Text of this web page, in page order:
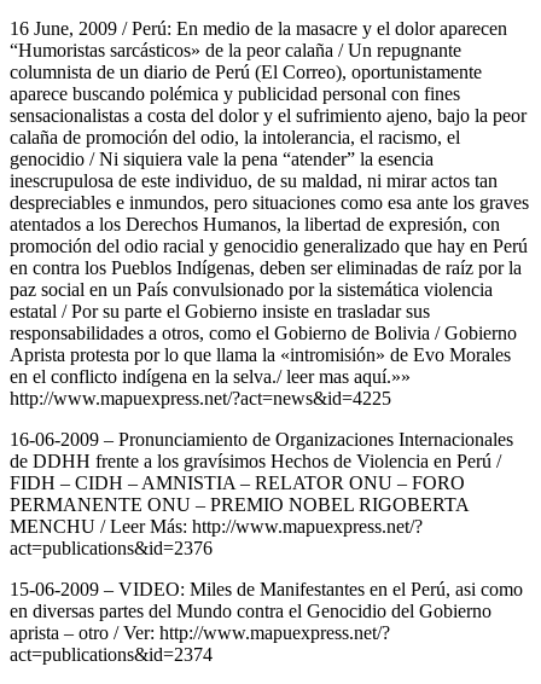
16 June, 2009 / Perú: En medio de la masacre y el dolor aparecen
“Humoristas sarcásticos» de la peor calaña / Un repugnante
columnista de un diario de Perú (El Correo), oportunistamente
aparece buscando polémica y publicidad personal con fines
sensacionalistas a costa del dolor y el sufrimiento ajeno, bajo la peor
calaña de promoción del odio, la intolerancia, el racismo, el
genocidio / Ni siquiera vale la pena “atender” la esencia
inescrupulosa de este individuo, de su maldad, ni mirar actos tan
despreciables e inmundos, pero situaciones como esa ante los graves
atentados a los Derechos Humanos, la libertad de expresión, con
promoción del odio racial y genocidio generalizado que hay en Perú
en contra los Pueblos Indígenas, deben ser eliminadas de raíz por la
paz social en un País convulsionado por la sistemática violencia
estatal / Por su parte el Gobierno insiste en trasladar sus
responsabilidades a otros, como el Gobierno de Bolivia / Gobierno
Aprista protesta por lo que llama la «intromisión» de Evo Morales
en el conflicto indígena en la selva./ leer mas aquí.»»
http://www.mapuexpress.net/?act=news&id=4225
16-06-2009 – Pronunciamiento de Organizaciones Internacionales
de DDHH frente a los gravísimos Hechos de Violencia en Perú /
FIDH – CIDH – AMNISTIA – RELATOR ONU – FORO
PERMANENTE ONU – PREMIO NOBEL RIGOBERTA
MENCHU / Leer Más: http://www.mapuexpress.net/?
act=publications&id=2376
15-06-2009 – VIDEO: Miles de Manifestantes en el Perú, asi como
en diversas partes del Mundo contra el Genocidio del Gobierno
aprista – otro / Ver: http://www.mapuexpress.net/?
act=publications&id=2374